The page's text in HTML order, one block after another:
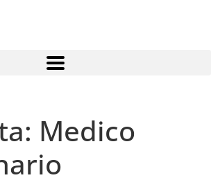
de atractivos sorprendentes,
Medico